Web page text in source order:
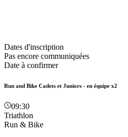
Dates d'inscription
Pas encore communiquées
Date à confirmer
Run and Bike Cadets et Juniors - en équipe x2
09:30
Triathlon
Run & Bike